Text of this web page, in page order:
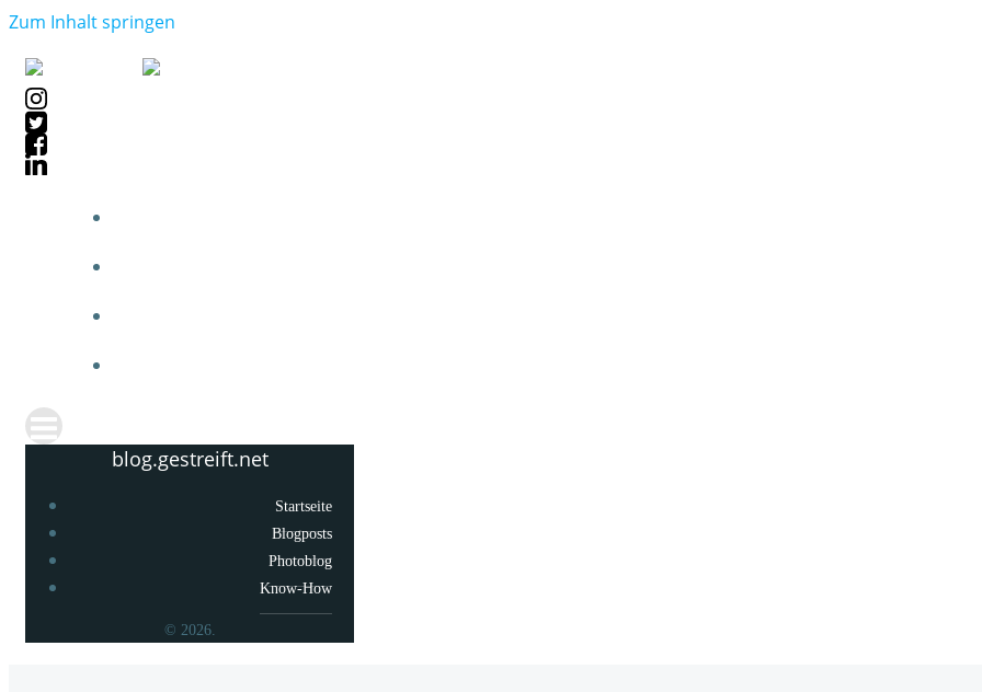
Zum Inhalt springen
blog.gestreift.net
Startseite
Blogposts
Photoblog
Know-How
© 2026.